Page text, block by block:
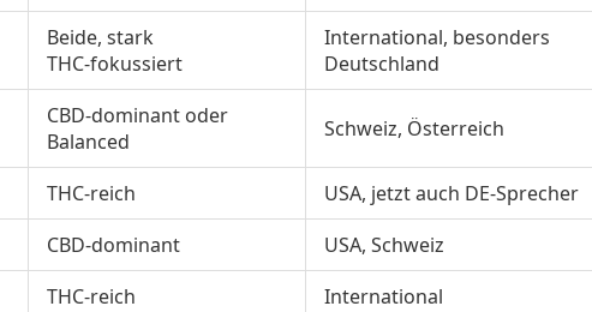
Beide, stark
THC‑fokussiert
International, besonders
Deutschland
CBD‑dominant oder
Balanced
Schweiz, Österreich
THC‑reich
USA, jetzt auch DE‑Sprecher
CBD‑dominant
USA, Schweiz
THC‑reich
International